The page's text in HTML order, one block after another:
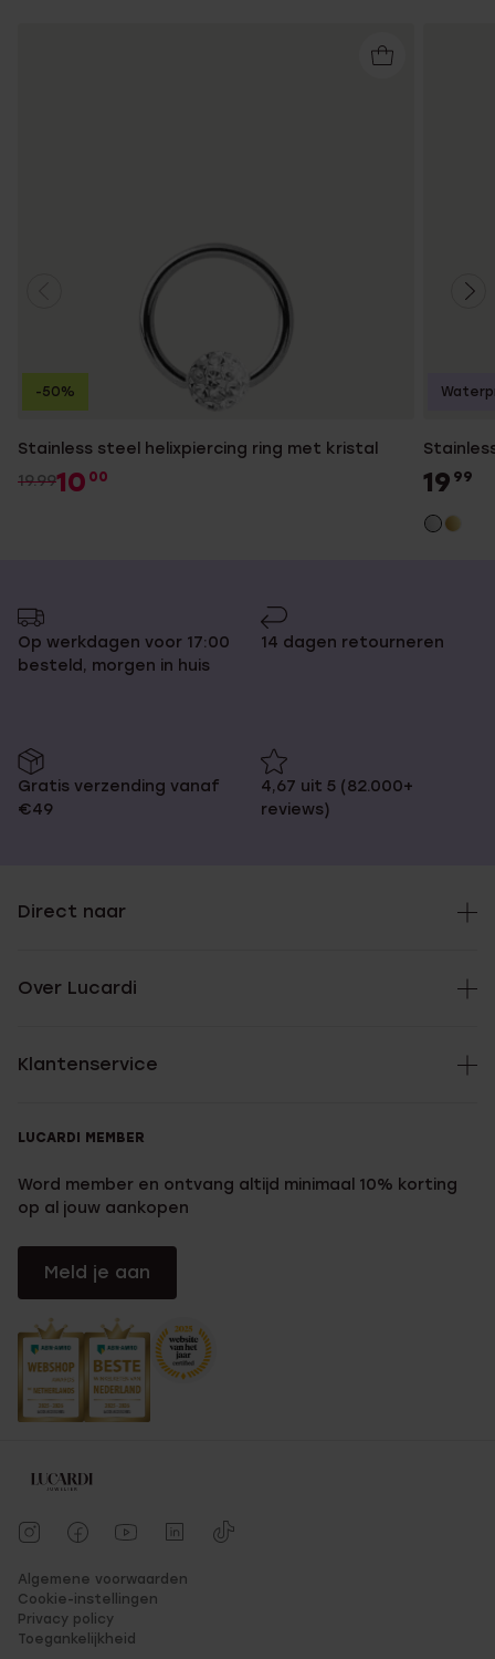
Stainless steel helixpiercing ring met kristal
19.9910 00
-50%
19 99
Op werkdagen voor 17:00
besteld, morgen in huis
14 dagen retourneren
Gratis verzending vanaf
€49
4,67 uit 5 (82.000+
reviews)
Direct naar
Over Lucardi
Klantenservice
LUCARDI MEMBER
Word member en ontvang altijd minimaal 10% korting
op al jouw aankopen
Meld je aan
Algemene voorwaarden
Cookie-instellingen
Privacy policy
Toegankelijkheid